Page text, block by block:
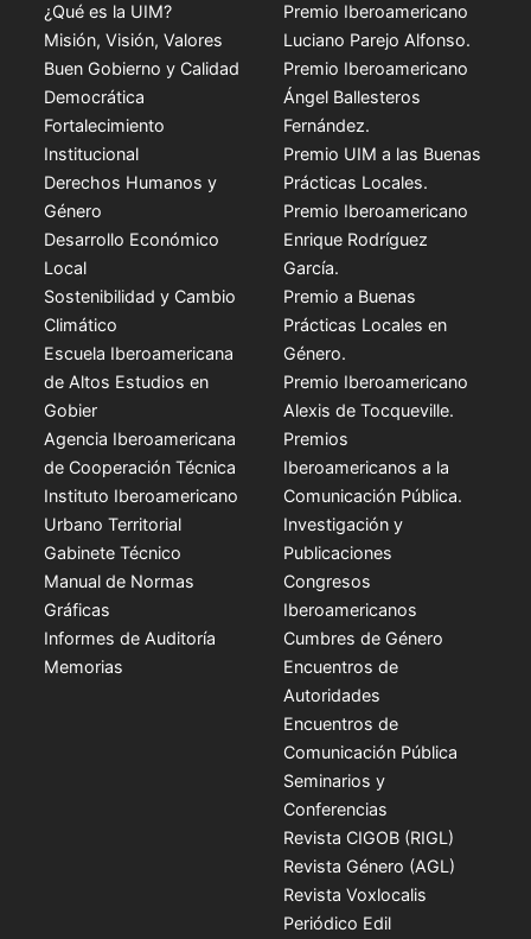
¿Qué es la UIM?
Misión, Visión, Valores
Buen Gobierno y Calidad
Democrática
Fortalecimiento
Institucional
Derechos Humanos y
Género
Desarrollo Económico
Local
Sostenibilidad y Cambio
Climático
Escuela Iberoamericana
de Altos Estudios en
Gobier
Agencia Iberoamericana
de Cooperación Técnica
Instituto Iberoamericano
Urbano Territorial
Gabinete Técnico
Manual de Normas
Gráficas
Informes de Auditoría
Memorias
Premio Iberoamericano
Luciano Parejo Alfonso.
Premio Iberoamericano
Ángel Ballesteros
Fernández.
Premio UIM a las Buenas
Prácticas Locales.
Premio Iberoamericano
Enrique Rodríguez
García.
Premio a Buenas
Prácticas Locales en
Género.
Premio Iberoamericano
Alexis de Tocqueville.
Premios
Iberoamericanos a la
Comunicación Pública.
Investigación y
Publicaciones
Congresos
Iberoamericanos
Cumbres de Género
Encuentros de
Autoridades
Encuentros de
Comunicación Pública
Seminarios y
Conferencias
Revista CIGOB (RIGL)
Revista Género (AGL)
Revista Voxlocalis
Periódico Edil